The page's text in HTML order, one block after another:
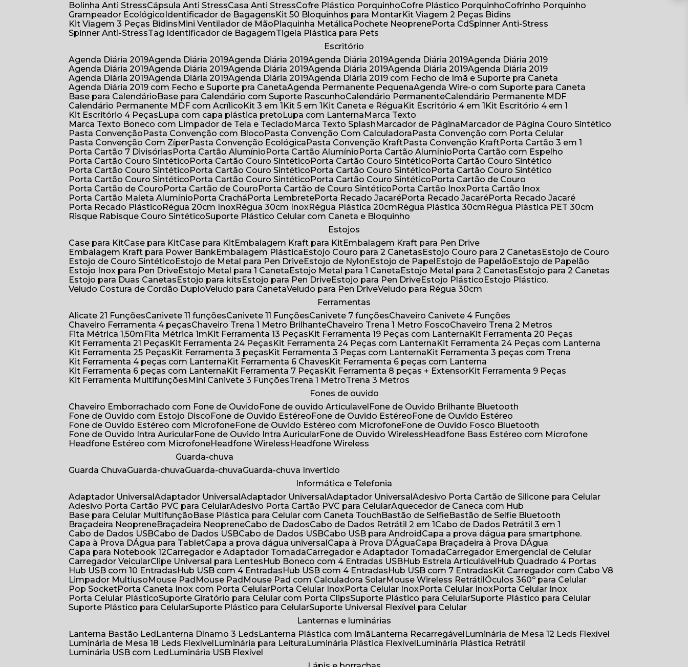
Bolinha Anti Stress
Cápsula Anti Stress Casa Anti Stress Cofre Plástico Porquinho Cofre Plástico Porquinho
Cofrinho Porquinho
Grampeador Ecológico Identificador de Bagagens Kit 50 Bloquinhos para Montar
Kit Viagem 2 Peças Bidins
Kit Viagem 3 Peças Bidins
Mini Ventilador de Mão Plaquinha Metálica Pochete Neoprene Porta Cd
Spinner Anti-Stress
Spinner Anti-Stress
Tag Identificador de Bagagem
Tigela Plástica para Pets
Escritório
Agenda Diária 2019
Agenda Diária 2019 Agenda Diária 2019 Agenda Diária 2019 Agenda Diária 2019
Agenda Diária 2019
Agenda Diária 2019
Agenda Diária 2019 Agenda Diária 2019 Agenda Diária 2019 Agenda Diária 2019
Agenda Diária 2019
Agenda Diária 2019
Agenda Diária 2019 Agenda Diária 2019
Agenda Diária 2019 com Fecho de Imã e Suporte pra Caneta
Agenda Diária 2019 com Fecho e Suporte pra Caneta
Agenda Permanente Pequena
Agenda Wire-o com Suporte para Caneta
Base para Calendário
Base para Calendário com Suporte Rascunho Calendário Permanente
Calendário Permanente MDF
Calendário Permanente MDF com Acrílico
Kit 3 em 1 Kit 5 em 1 Kit Caneta e Régua Kit Escritório 4 em 1
Kit Escritório 4 em 1
Kit Escritório 4 Peças
Lupa com capa plástica preto Lupa com Lanterna
Marca Texto
Marca Texto Boneco com Limpador de Tela e Teclado
Marca Texto Splash Marcador de Página
Marcador de Página Couro Sintético
Pasta Convenção
Pasta Convenção com Bloco Pasta Convenção Com Calculadora
Pasta Convenção com Porta Celular
Pasta Convenção Com Zíper
Pasta Convenção Ecológica Pasta Convenção Kraft Pasta Convenção Kraft
Porta Cartão 3 em 1
Porta Cartão 7 Divisórias
Porta Cartão Alumínio Porta Cartão Alumínio Porta Cartão Alumínio
Porta Cartão com Espelho
Porta Cartão Couro Sintético
Porta Cartão Couro Sintético Porta Cartão Couro Sintético
Porta Cartão Couro Sintético
Porta Cartão Couro Sintético
Porta Cartão Couro Sintético Porta Cartão Couro Sintético
Porta Cartão Couro Sintético
Porta Cartão Couro Sintético
Porta Cartão Couro Sintético Porta Cartão Couro Sintético
Porta Cartão de Couro
Porta Cartão de Couro
Porta Cartão de Couro Porta Cartão de Couro Sintético Porta Cartão Inox
Porta Cartão Inox
Porta Cartão Maleta Alumínio
Porta Crachá Porta Lembrete Porta Recado Jacaré Porta Recado Jacaré
Porta Recado Jacaré
Porta Recado Plástico
Régua 20cm Inox Régua 30cm Inox Régua Plástica 20cm Régua Plástica 30cm
Régua Plástica PET 30cm
Risque Rabisque Couro Sintético
Suporte Plástico Celular com Caneta e Bloquinho
Estojos
Case para Kit
Case para Kit Case para Kit Embalagem Kraft para Kit
Embalagem Kraft para Pen Drive
Embalagem Kraft para Power Bank
Embalagem Plástica Estojo Couro para 2 Canetas Estojo Couro para 2 Canetas
Estojo de Couro
Estojo de Couro Sintético
Estojo de Metal para Pen Drive Estojo de Nylon Estojo de Papel Estojo de Papelão
Estojo de Papelão
Estojo Inox para Pen Drive
Estojo Metal para 1 Caneta Estojo Metal para 1 Caneta Estojo Metal para 2 Canetas
Estojo para 2 Canetas
Estojo para Duas Canetas
Estojo para kits Estojo para Pen Drive Estojo para Pen Drive Estojo Plástico
Estojo Plástico.
Veludo Costura de Cordão Duplo Veludo para Caneta Veludo para Pen Drive Veludo para Régua 30cm
Ferramentas
Alicate 21 Funções
Canivete 11 funções Canivete 11 Funções Canivete 7 funções
Chaveiro Canivete 4 Funções
Chaveiro Ferramenta 4 peças
Chaveiro Trena 1 Metro Brilhante Chaveiro Trena 1 Metro Fosco
Chaveiro Trena 2 Metros
Fita Métrica 1,50m
Fita Métrica 1m Kit Ferramenta 13 Peças Kit Ferramenta 19 Peças com Lanterna
Kit Ferramenta 20 Peças
Kit Ferramenta 21 Peças
Kit Ferramenta 24 Peças Kit Ferramenta 24 Peças com Lanterna
Kit Ferramenta 24 Peças com Lanterna
Kit Ferramenta 25 Peças
Kit Ferramenta 3 peças Kit Ferramenta 3 Peças com Lanterna
Kit Ferramenta 3 peças com Trena
Kit Ferramenta 4 peças com Lanterna
Kit Ferramenta 6 Chaves
Kit Ferramenta 6 peças com Lanterna
Kit Ferramenta 6 peças com Lanterna
Kit Ferramenta 7 Peças Kit Ferramenta 8 peças + Extensor
Kit Ferramenta 9 Peças
Kit Ferramenta Multifunções
Mini Canivete 3 Funções Trena 1 Metro
Trena 3 Metros
Fones de ouvido
Chaveiro Emborrachado com Fone de Ouvido
Fone de ouvido Articulavel
Fone de Ouvido Brilhante Bluetooth
Fone de Ouvido com Estojo Disco
Fone de Ouvido Estéreo Fone de Ouvido Estéreo
Fone de Ouvido Estéreo
Fone de Ouvido Estéreo com Microfone Fone de Ouvido Estéreo com Microfone Fone de Ouvido Fosco Bluetooth
Fone de Ouvido Intra Auricular Fone de Ouvido Intra Auricular Fone de Ouvido Wireless
Headfone Bass Estéreo com Microfone
Headfone Estéreo com Microfone
Headfone Wireless
Headfone Wireless
Guarda-chuva
Guarda Chuva
Guarda-chuva Guarda-chuva
Guarda-chuva Invertido
Informática e Telefonia
Adaptador Universal
Adaptador Universal Adaptador Universal Adaptador Universal
Adesivo Porta Cartão de Silicone para Celular
Adesivo Porta Cartão PVC para Celular
Adesivo Porta Cartão PVC para Celular
Aquecedor de Caneca com Hub
Base para Celular Multifunção
Base Plástica para Celular com Caneta Touch Bastão de Selfie
Bastão de Selfie Bluetooth
Braçadeira Neoprene
Braçadeira Neoprene Cabo de Dados Cabo de Dados Retrátil 2 em 1
Cabo de Dados Retrátil 3 em 1
Cabo de Dados USB
Cabo de Dados USB Cabo de Dados USB Cabo USB para Android
Capa a prova dágua para smartphone.
Capa à Prova DÁgua para Tablet
Capa a prova dágua universal Capa à Prova D’Água
Capa Braçadeira à Prova DÁgua
Capa para Notebook 12
Carregador e Adaptador Tomada Carregador e Adaptador Tomada
Carregador Emergencial de Celular
Carregador Veicular
Clipe Universal para Lentes Hub Boneco com 4 Entradas USB Hub Estrela Articulável
Hub Quadrado 4 Portas
Hub USB com 10 Entradas
Hub USB com 4 Entradas Hub USB com 4 Entradas Hub USB com 7 Entradas
Kit Carregador com Cabo V8
Limpador Multiuso
Mouse Pad Mouse Pad Mouse Pad com Calculadora Solar Mouse Wireless Retrátil
Óculos 360º para Celular
Pop Socket
Porta Caneta Inox com Porta Celular Porta Celular Inox Porta Celular Inox Porta Celular Inox
Porta Celular Inox
Porta Celular Plástico
Suporte Giratório para Celular com Porta Clips Suporte Plástico para Celular Suporte Plástico para Celular
Suporte Plástico para Celular Suporte Plástico para Celular Suporte Universal Flexível para Celular
Lanternas e luminárias
Lanterna Bastão Led
Lanterna Dínamo 3 Leds Lanterna Plástica com Imã Lanterna Recarregável
Luminária de Mesa 12 Leds Flexível
Luminária de Mesa 18 Leds Flexível
Luminária para Leitura Luminária Plástica Flexível
Luminária Plástica Retrátil
Luminária USB com Led
Luminária USB Flexível